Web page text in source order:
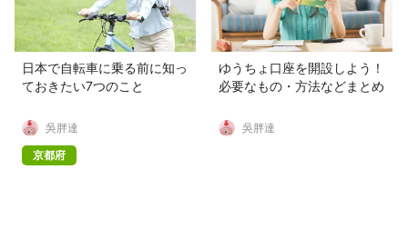
日本で自転車に乗る前に知っ
ておきたい7つのこと
吳胖達
京都府
ゆうちょ口座を開設しよう！
必要なもの・方法などまとめ
吳胖達